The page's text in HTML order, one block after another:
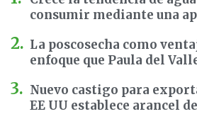
consumir mediante una
La poscosecha como
enfoque que Paula del
Nuevo castigo para
EE UU establece arancel